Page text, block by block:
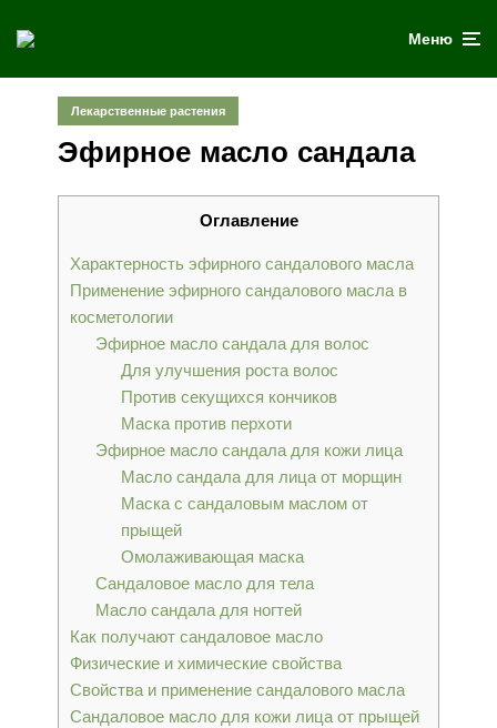
Меню
Лекарственные растения
Эфирное масло сандала
Оглавление
Характерность эфирного сандалового масла
Применение эфирного сандалового масла в
косметологии
Эфирное масло сандала для волос
Для улучшения роста волос
Против секущихся кончиков
Маска против перхоти
Эфирное масло сандала для кожи лица
Масло сандала для лица от морщин
Маска с сандаловым маслом от
прыщей
Омолаживающая маска
Сандаловое масло для тела
Масло сандала для ногтей
Как получают сандаловое масло
Физические и химические свойства
Свойства и применение сандалового масла
Сандаловое масло для кожи лица от прыщей